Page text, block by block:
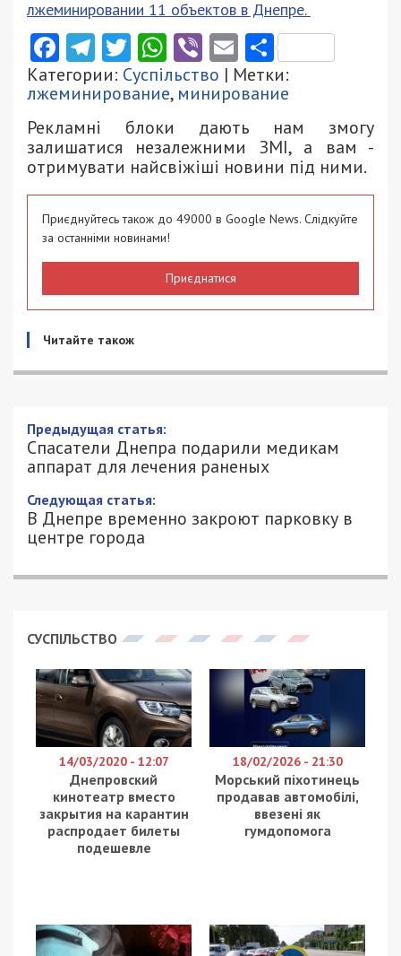
лжеминировании 11 объектов в Днепре.
Facebook
Telegram
Twitter
WhatsApp
ViberEmail
Категории: Суспільство | Метки:
лжеминирование, минирование
Рекламні блоки дають нам змогу
залишатися незалежними ЗМІ, а вам -
отримувати найсвіжіші новини під ними.
Приєднуйтесь також до 49000 в Google News. Слідкуйте
за останніми новинами!
Приєднатися
Читайте також
Предыдущая статья:
Спасатели Днепра подарили медикам
аппарат для лечения раненых
Следующая статья:
В Днепре временно закроют парковку в
центре города
СУСПІЛЬСТВО
14/03/2020 - 12:07
Днепровский
кинотеатр вместо
закрытия на карантин
распродает билеты
подешевле
18/02/2026 - 21:30
Морський піхотинець
продавав автомобілі,
ввезені як
гумдопомога